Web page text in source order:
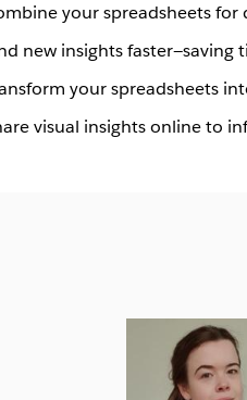
your spreadsheets for
new insights faster—saving
your spreadsheets
visual insights online to